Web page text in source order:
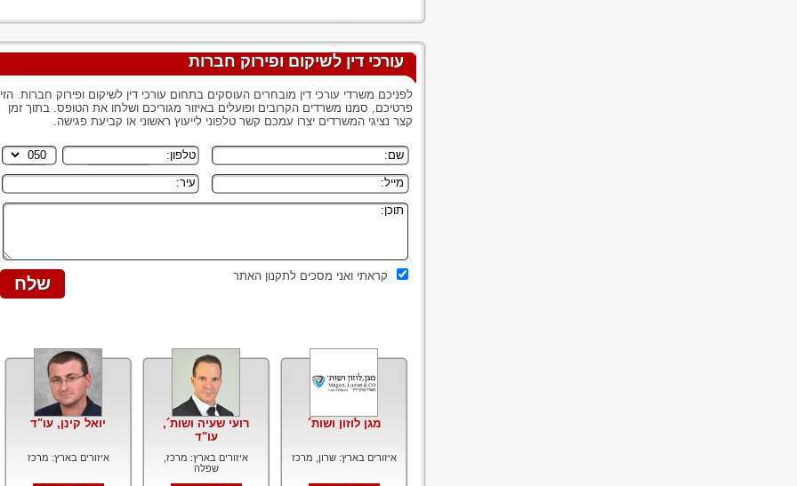
עורכי דין לשיקום ופירוק חברות
לפניכם משרדי עורכי דין מובחרים העוסקים בתחום עורכי דין לשיקום ופירוק חברות.
פרטיכם, סמנו משרדים הקרובים ופועלים באיזור מגוריכם ושלחו את הטופס. בתוך זמן
קצר נציגי המשרדים יצרו עמכם קשר טלפוני לייעוץ ראשוני או קביעת פגישה.
קראתי ואני מסכים לתקנון האתר
מגן לוזון ושות´
איזורים בארץ: שרון, מרכז
רועי שעיה ושות´,
עו"ד
איזורים בארץ: מרכז,
שפלה
יואל קינן, עו"ד
איזורים בארץ: מרכז